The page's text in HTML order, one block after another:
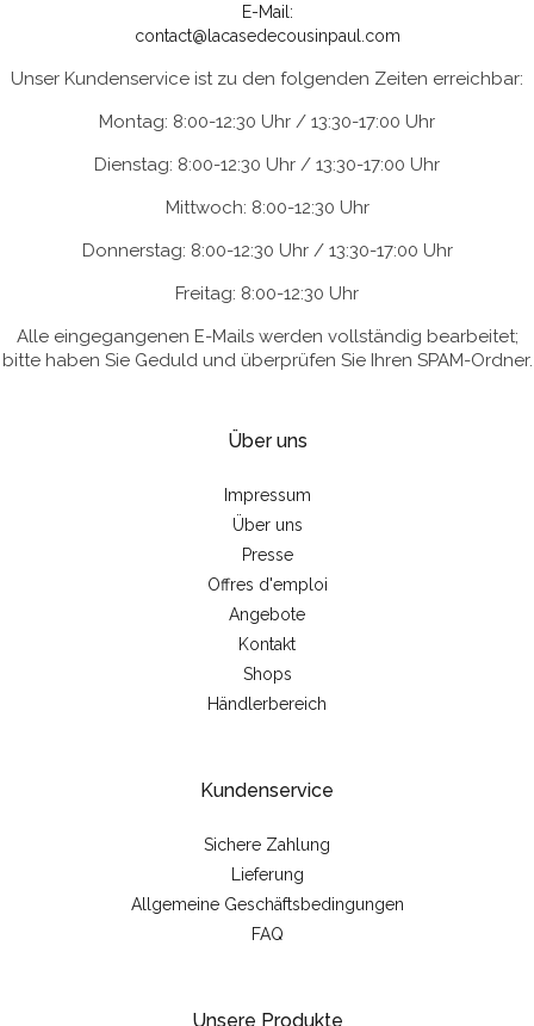
E-Mail:
contact@lacasedecousinpaul.com
Unser Kundenservice ist zu den folgenden Zeiten erreichbar:
Montag: 8:00-12:30 Uhr / 13:30-17:00 Uhr
Dienstag: 8:00-12:30 Uhr / 13:30-17:00 Uhr
Mittwoch: 8:00-12:30 Uhr
Donnerstag: 8:00-12:30 Uhr / 13:30-17:00 Uhr
Freitag: 8:00-12:30 Uhr
Alle eingegangenen E-Mails werden vollständig bearbeitet;
bitte haben Sie Geduld und überprüfen Sie Ihren SPAM-Ordner.
Über uns
Impressum
Über uns
Presse
Offres d'emploi
Angebote
Kontakt
Shops
Händlerbereich
Kundenservice
Sichere Zahlung
Lieferung
Allgemeine Geschäftsbedingungen
FAQ
Unsere Produkte